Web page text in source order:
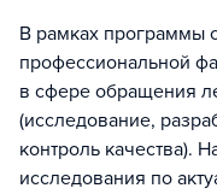
В рамках программы
профессиональной
в сфере обращения
(исследование,
контроль качества).
исследования по